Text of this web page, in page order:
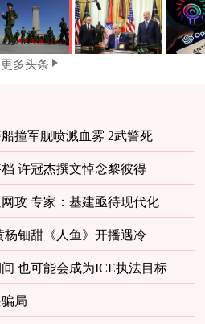
更多头条
船撞军舰喷溅血雾 2武警死
许冠杰撰文悼念黎彼得
攻 专家：基建亟待现代化
杨钿甜《人鱼》开播遇冷
也可能会成为ICE执法目标
局